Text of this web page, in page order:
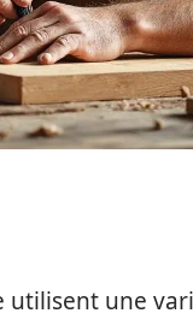
utilisent une